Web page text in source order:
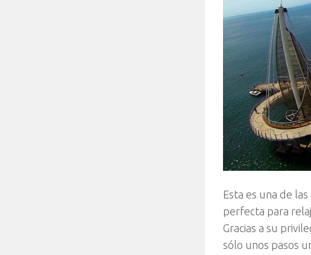
Esta es una de
perfecta para
Gracias a su
sólo unos pasos